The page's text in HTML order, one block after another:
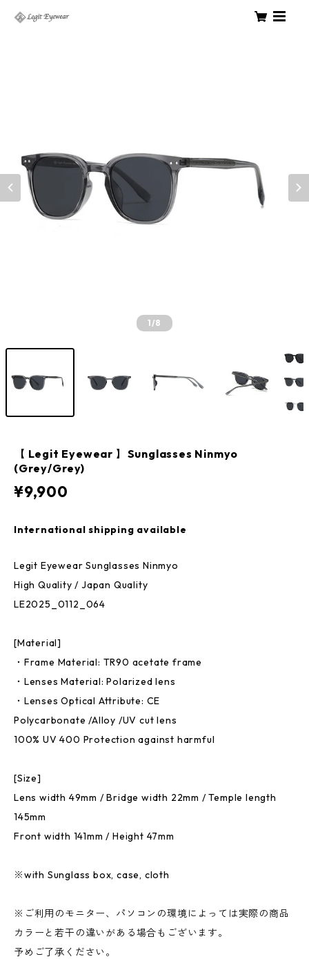
1/8
【 Legit Eyewear 】Sunglasses Ninmyo
(Grey/Grey)
¥9,900
International shipping available
Legit Eyewear Sunglasses Ninmyo
High Quality / Japan Quality
LE2025_0112_064
[Material]
・Frame Material: TR90 acetate frame
・Lenses Material: Polarized lens
・Lenses Optical Attribute: CE
Polycarbonate /Alloy /UV cut lens
100% UV 400 Protection against harmful
[Size]
Lens width 49mm / Bridge width 22mm / Temple length
145mm
Front width 141mm / Height 47mm
※with Sunglass box, case, cloth
※ご利用のモニター、パソコンの環境によっては実際の商品
カラーと若干の違いがある場合もございます。
予めご了承ください。